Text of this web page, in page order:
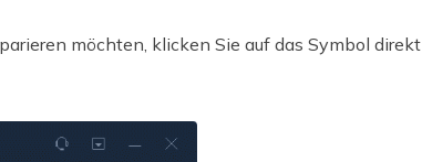
möchten, klicken Sie auf das Symbol direkt